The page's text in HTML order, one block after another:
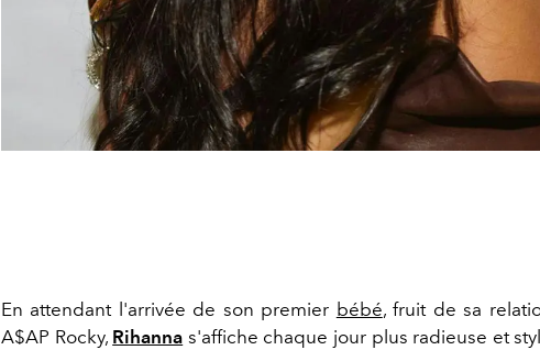
En attendant l'arrivée de son premier bébé,fruit de sa
A$AP Rocky, Rihanna s'affiche chaque jour plus radieuse et